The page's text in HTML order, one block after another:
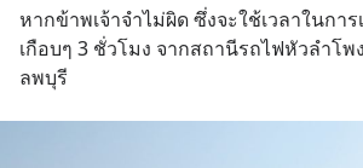
หากข้าพเจ้าจำไม่ผิด ซึ่งจะใช้เวลาในกา
เกือบๆ 3 ชั่วโมง จากสถานีรถไฟหัวลำโพ
ลพบุรี